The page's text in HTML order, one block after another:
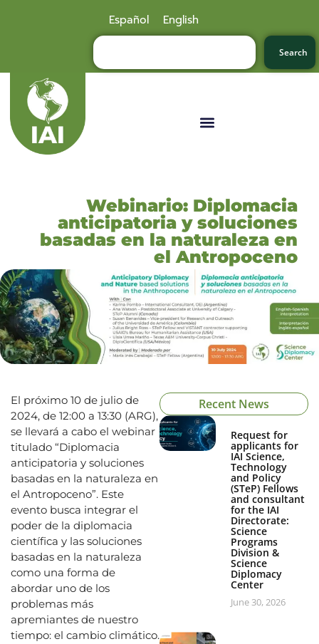
Español English
Search
Webinario: Diplomacia
anticipatoria y soluciones
basadas en la naturaleza en
el Antropoceno
El próximo 10 de julio de
2024, de 12:00 a 13:30 (ARG),
se llevará a cabo el webinar
titulado “Diplomacia
anticipatoria y soluciones
basadas en la naturaleza en
el Antropoceno”. Este
evento busca integrar el
poder de la diplomacia
científica y las soluciones
basadas en la naturaleza
como una forma de
abordar uno de los
problemas más
apremiantes de nuestro
tiempo: el cambio climático.
Recent News
Request for
applicants for
IAI Science,
Technology
and Policy
(STeP) Fellows
and consultant
for the IAI
Directorate:
Science
Programs
Division &
Science
Diplomacy
Center
June 30, 2026